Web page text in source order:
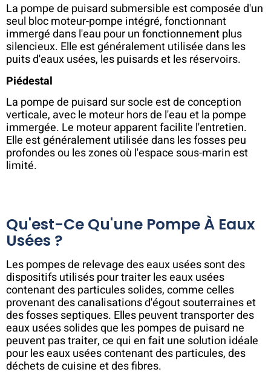
La pompe de puisard submersible est composée d'un
seul bloc moteur-pompe intégré, fonctionnant
immergé dans l'eau pour un fonctionnement plus
silencieux. Elle est généralement utilisée dans les
puits d'eaux usées, les puisards et les réservoirs.
Piédestal
La pompe de puisard sur socle est de conception
verticale, avec le moteur hors de l'eau et la pompe
immergée. Le moteur apparent facilite l'entretien.
Elle est généralement utilisée dans les fosses peu
profondes ou les zones où l'espace sous-marin est
limité.
Qu'est-Ce Qu'une Pompe À Eaux
Usées ?
Les pompes de relevage des eaux usées sont des
dispositifs utilisés pour traiter les eaux usées
contenant des particules solides, comme celles
provenant des canalisations d'égout souterraines et
des fosses septiques. Elles peuvent transporter des
eaux usées solides que les pompes de puisard ne
peuvent pas traiter, ce qui en fait une solution idéale
pour les eaux usées contenant des particules, des
déchets de cuisine et des fibres.